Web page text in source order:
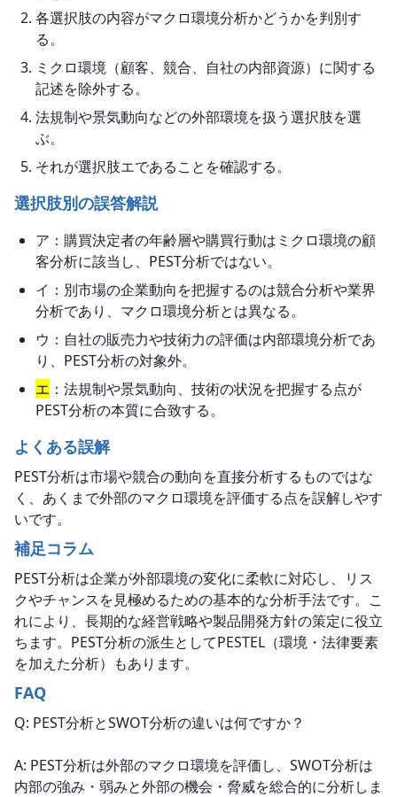
各選択肢の内容がマクロ環境分析かどうかを判別す
る。
ミクロ環境（顧客、競合、自社の内部資源）に関する
記述を除外する。
法規制や景気動向などの外部環境を扱う選択肢を選
ぶ。
それが選択肢エであることを確認する。
選択肢別の誤答解説
ア：購買決定者の年齢層や購買行動はミクロ環境の顧
客分析に該当し、PEST分析ではない。
イ：別市場の企業動向を把握するのは競合分析や業界
分析であり、マクロ環境分析とは異なる。
ウ：自社の販売力や技術力の評価は内部環境分析であ
り、PEST分析の対象外。
エ ：法規制や景気動向、技術の状況を把握する点が
PEST分析の本質に合致する。
よくある誤解
PEST分析は市場や競合の動向を直接分析するものではな
く、あくまで外部のマクロ環境を評価する点を誤解しやす
いです。
補足コラム
PEST分析は企業が外部環境の変化に柔軟に対応し、リス
クやチャンスを見極めるための基本的な分析手法です。こ
れにより、長期的な経営戦略や製品開発方針の策定に役立
ちます。PEST分析の派生としてPESTEL（環境・法律要素
を加えた分析）もあります。
FAQ
Q: PEST分析とSWOT分析の違いは何ですか？
A: PEST分析は外部のマクロ環境を評価し、SWOT分析は
内部の強み・弱みと外部の機会・脅威を総合的に分析しま